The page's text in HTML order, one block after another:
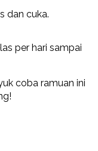
dan cuka.
per hari sampai
coba ramuan ini